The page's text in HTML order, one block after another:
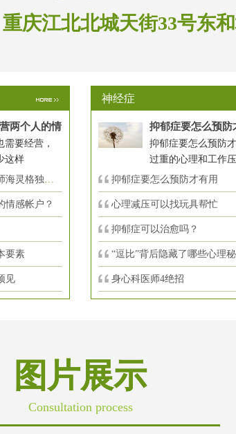
重庆江北北城天街33号东
两个人的情
要经营，
这样
独到的见
情感帐户？
要素
见
神经症
抑郁症要怎么预防
抑郁症要怎么预防
过重的心理和工作压
抑郁症要怎么预防才有用
心理减压可以找玩具帮忙
抑郁症可以治愈吗？
“逗比”背后隐藏了哪些心理
身心科医师4绝招
图片展示
Consultation process